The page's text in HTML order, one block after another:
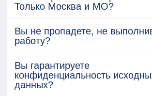
Только Москва и МО?
Вы не пропадете, не
работу?
Вы гарантируете
конфиденциальность
данных?